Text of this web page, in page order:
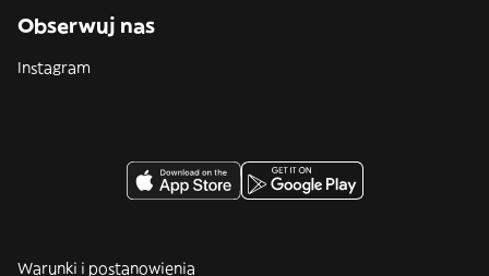
Obserwuj nas
Instagram
Warunki i postanowienia